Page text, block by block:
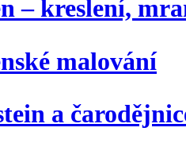
– kreslení,
malování
a